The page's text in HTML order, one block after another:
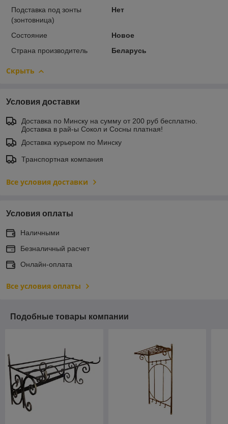
Подставка под зонты
(зонтовница)
Нет
Состояние
Новое
Страна производитель
Беларусь
Скрыть
Условия доставки
Доставка по Минску на сумму от 200 руб бесплатно.
Доставка в рай-ы Сокол и Сосны платная!
Доставка курьером по Минску
Транспортная компания
Все условия доставки
Условия оплаты
Наличными
Безналичный расчет
Онлайн-оплата
Все условия оплаты
Подобные товары компании